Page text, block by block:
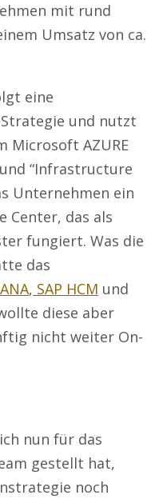
mit rund
Umsatz von ca.
eine
und nutzt
Microsoft AZURE
“Infrastructure
Unternehmen ein
Center, das als
fungiert. Was die
das
, SAP HCM und
diese aber
nicht weiter On-
nun für das
gestellt hat,
noch